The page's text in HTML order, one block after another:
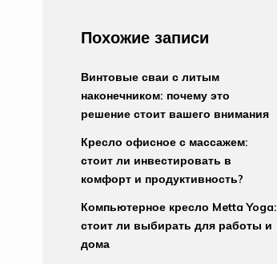
Похожие записи
Винтовые сваи с литым
наконечником: почему это
решение стоит вашего внимания
Кресло офисное с массажем:
стоит ли инвестировать в
комфорт и продуктивность?
Компьютерное кресло Metta Yoga:
стоит ли выбирать для работы и
дома